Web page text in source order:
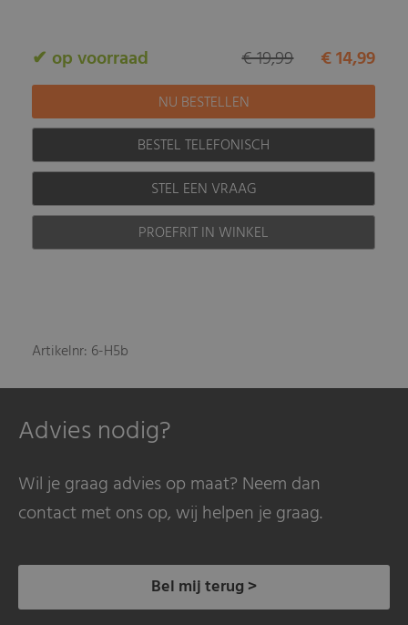
✔ op voorraad € 14,99
€ 19,99
BESTEL TELEFONISCH
STEL EEN VRAAG
PROEFRIT IN WINKEL
Artikelnr: 6-H5b
Advies nodig?
Wil je graag advies op maat? Neem dan
contact met ons op, wij helpen je graag.
Bel mij terug >